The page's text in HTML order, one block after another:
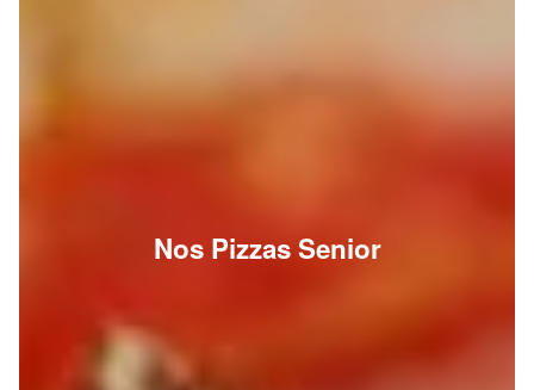
Nos Pizzas Senior